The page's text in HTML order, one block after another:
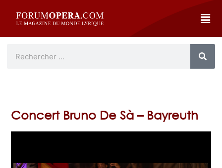
Concert Bruno De Sà – Bayreuth